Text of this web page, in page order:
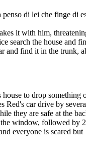
di lei che finge di
it with him,
search the house and
and find it in the trunk,
house to drop something
Red's car drive by
they are safe at the
window, followed by
everyone is scared but